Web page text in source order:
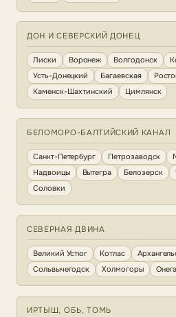
ДОН И СЕВЕРСКИЙ ДОНЕЦ
Лиски Воронеж Волгодонск
Усть-Донецкий
Багаевская
Каменск-Шахтинский
Цимлянск
БЕЛОМОРО-БАЛТИЙСКИЙ КАНАЛ
Санкт-Петербург Петрозаводск
Надвоицы
Вытегра Белозерск
Соловки
СЕВЕРНАЯ ДВИНА
Великий Устюг Котлас
Сольвычегодск
Холмогоры Онега
ИРТЫШ, ОБЬ, ТОМЬ